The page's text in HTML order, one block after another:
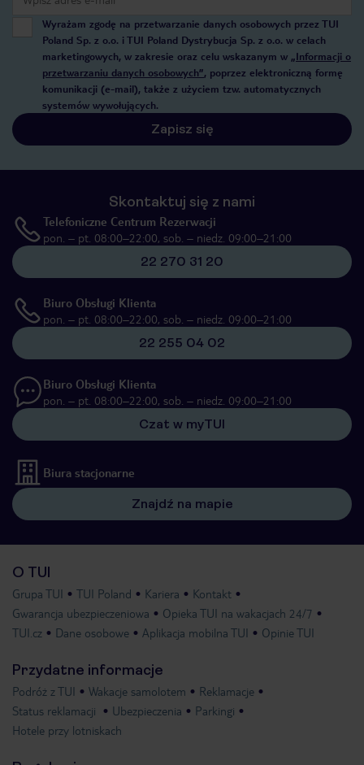
Wyrażam zgodę na przetwarzanie danych osobowych przez TUI
Poland Sp. z o.o. i TUI Poland Dystrybucja Sp. z o.o. w celach
marketingowych, w zakresie oraz celu wskazanym w „Informacji o
przetwarzaniu danych osobowych”, poprzez elektroniczną formę
komunikacji (e-mail), także z użyciem tzw. automatycznych
systemów wywołujących.
Zapisz się
Skontaktuj się z nami
Telefoniczne Centrum Rezerwacji
pon. – pt. 08:00–22:00, sob. – niedz. 09:00–21:00
22 270 31 20
Biuro Obsługi Klienta
pon. – pt. 08:00–22:00, sob. – niedz. 09:00–21:00
22 255 04 02
Biuro Obsługi Klienta
pon. – pt. 08:00–22:00, sob. – niedz. 09:00–21:00
Czat w myTUI
Biura stacjonarne
Znajdź na mapie
O TUI
Grupa TUI TUI Poland Kariera
Kontakt
Gwarancja ubezpieczeniowa
Opieka TUI na wakacjach 24/7
TUI.cz
Dane osobowe Aplikacja mobilna TUI Opinie TUI
Przydatne informacje
Podróż z TUI Wakacje samolotem
Reklamacje
Status reklamacji
Ubezpieczenia
Parkingi
Hotele przy lotniskach